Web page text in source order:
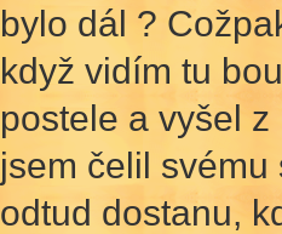
bylo dál ?
když vidím tu
postele a vyšel
jsem čelil
odtud dostanu,